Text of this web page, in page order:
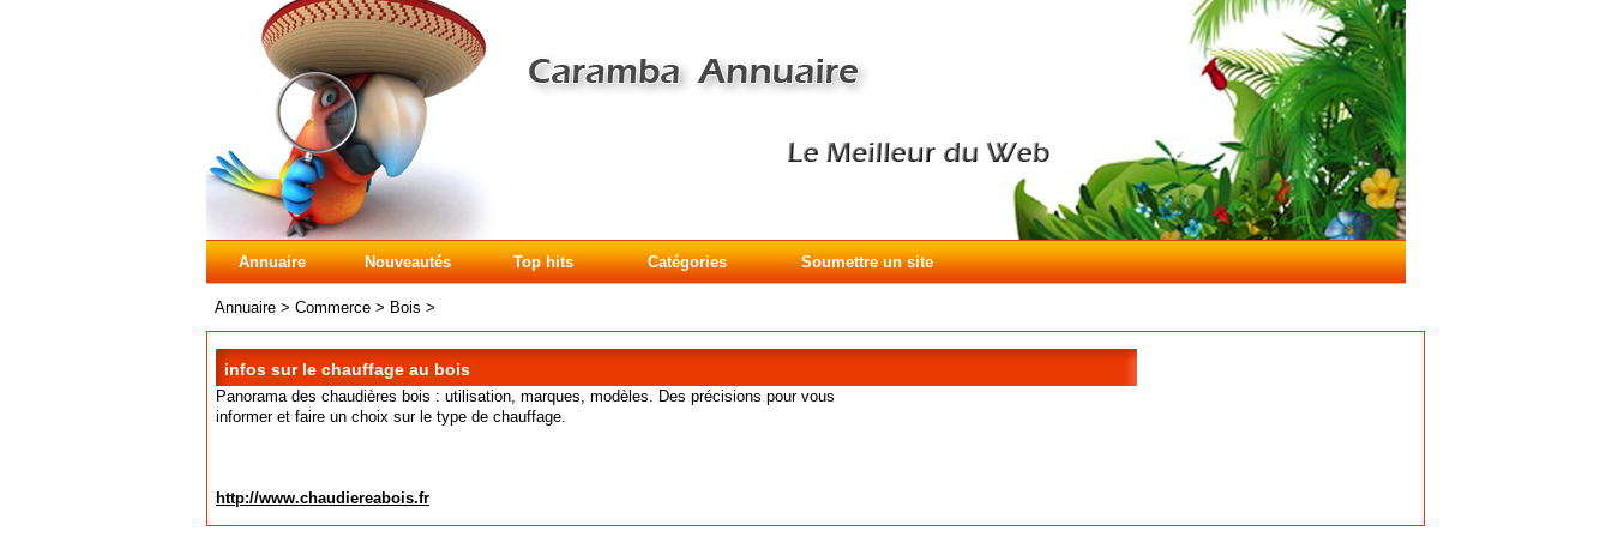
Annuaire Nouveautés Top hits Catégories Soumettre un site
Annuaire > Commerce > Bois >
infos sur le chauffage au bois
Panorama des chaudières bois : utilisation, marques, modèles. Des précisions pour vous
informer et faire un choix sur le type de chauffage.
http://www.chaudiereabois.fr